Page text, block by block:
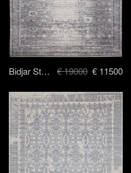
Bidjar Stomped Reverse - 250 x 300 cm € 19000 € 11500